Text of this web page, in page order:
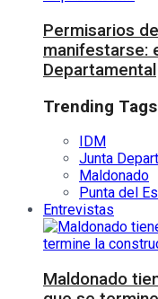
Permisarios
manifestarse:
Departamental
Trending Tags
IDM
Junta
Maldonado
Punta del
Entrevistas
Maldonado